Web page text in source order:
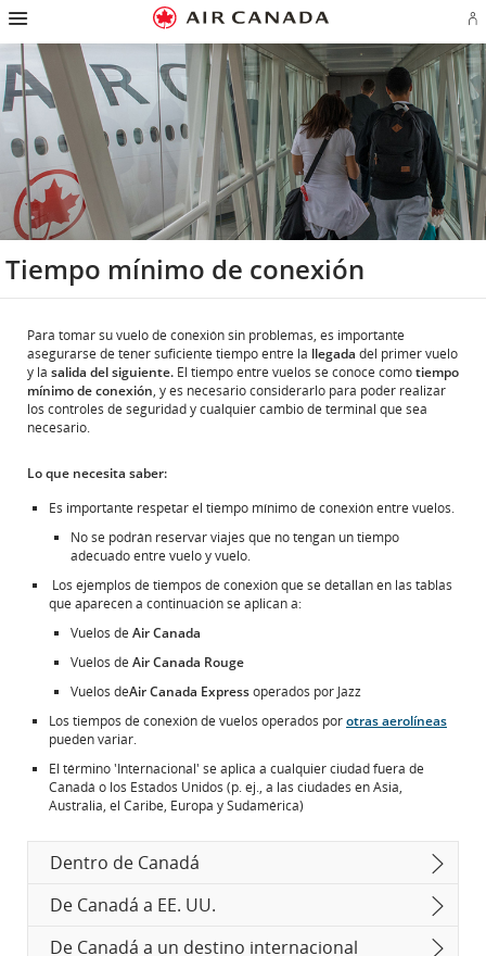
página
de
inicio
Omitir
pasar
la
pantalla
de
navegación
principal
Omitir
pasar
al
contenido
campo
de
búsqueda
Omitir
pasar
los
vínculos
del
de
página
Omitir
pasar
al
mapa
del
sitio
Omitir
pasar
Contáctenos
o
de
Tiempo mínimo de conexión
Para tomar su vuelo de conexión sin problemas, es importante
asegurarse de tener suficiente tiempo entre la llegada del primer vuelo
y la salida del siguiente. El tiempo entre vuelos se conoce comotiempo
mínimo de conexión, y es necesario considerarlo para poder realizar
los controles de seguridad y cualquier cambio de terminal que sea
necesario.
Lo que necesita saber:
Es importante respetar el tiempo mínimo de conexión entre vuelos.
No se podrán reservar viajes que no tengan un tiempo
adecuado entre vuelo y vuelo.
Los ejemplos de tiempos de conexión que se detallan en las tablas
que aparecen a continuación se aplican a:
Vuelos de Air Canada
Vuelos de Air Canada Rouge
Vuelos deAir Canada Expressoperados por Jazz
Los tiempos de conexión de vuelos operados porotras aerolíneas
pueden variar.
El término 'Internacional' se aplica a cualquier ciudad fuera de
Canadá o los Estados Unidos (p. ej., a las ciudades en Asia,
Australia, el Caribe, Europa y Sudamérica)
Dentro de Canadá
De Canadá a EE. UU.
De Canadá a un destino internacional